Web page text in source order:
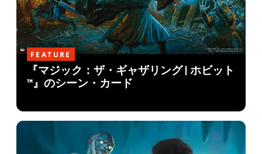
FEATURE
『マジック：ザ・ギャザリング | ホビット
™』のシーン・カード